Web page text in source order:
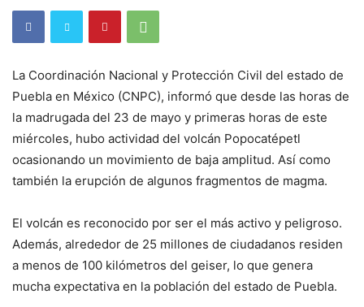
La Coordinación Nacional y Protección Civil del estado de
Puebla en México (CNPC), informó que desde las horas de
la madrugada del 23 de mayo y primeras horas de este
miércoles, hubo actividad del volcán Popocatépetl
ocasionando un movimiento de baja amplitud. Así como
también la erupción de algunos fragmentos de magma.
El volcán es reconocido por ser el más activo y peligroso.
Además, alrededor de 25 millones de ciudadanos residen
a menos de 100 kilómetros del geiser, lo que genera
mucha expectativa en la población del estado de Puebla.